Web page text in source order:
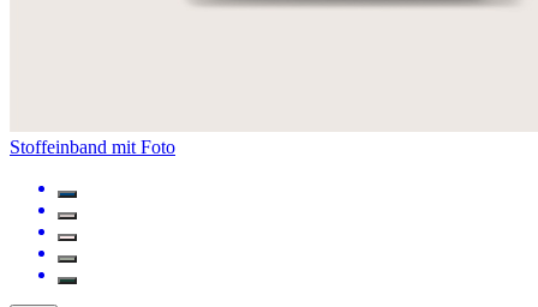
Stoffeinband mit Foto